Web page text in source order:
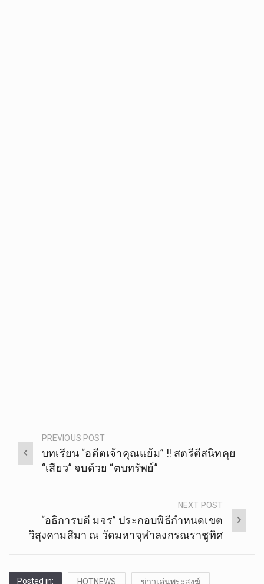
Post
navigation
PREVIOUS POST
บทเรียน “อดีตเจ้าคุณแย้ม” !! สตรีตีสนิทคุย
“เสียว” จบด้วย “ตบทรัพย์”
NEXT POST
“อธิการบดี มจร” ประกอบพิธีกำหนดเขต
วิสุงคามสีมา ณ วัดมหาจุฬาลงกรณราชูทิศ
Posted in: HOTNEWS ข่าวเด่นพระสงฆ์